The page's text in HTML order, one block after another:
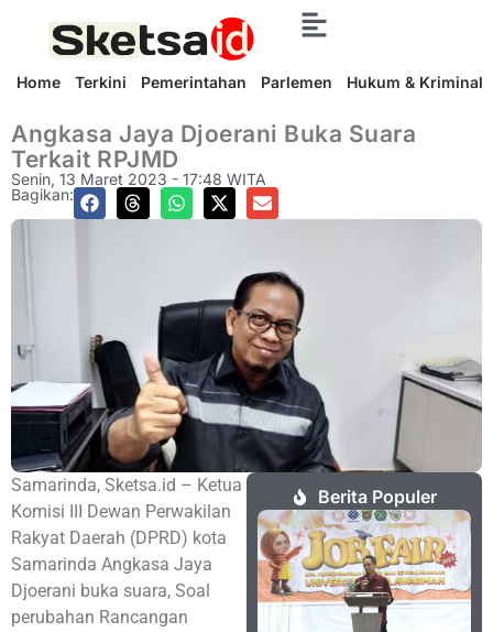
Home Terkini Pemerintahan Parlemen Hukum & Kriminal
Angkasa Jaya Djoerani Buka Suara
Terkait RPJMD
Senin, 13 Maret 2023 - 17:48 WITA
Bagikan:
Samarinda, Sketsa.id – Ketua
Komisi III Dewan Perwakilan
Rakyat Daerah (DPRD) kota
Samarinda Angkasa Jaya
Djoerani buka suara, Soal
perubahan Rancangan
Berita Populer